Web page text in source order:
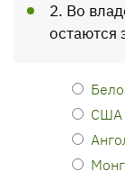
2. Во
остаются
США